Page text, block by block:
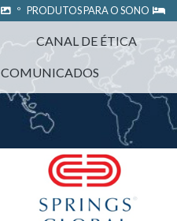
º PRODUTOS PARA O SONO
CANAL DE ÉTICA
COMUNICADOS